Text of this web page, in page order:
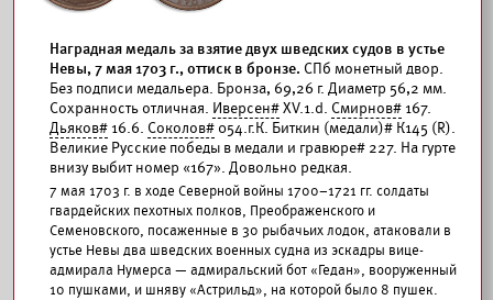
Наградная медаль за взятие двух шведских судов в устье
Невы, 7 мая 1703 г., оттиск в бронзе. СПб монетный двор.
Без подписи медальера. Бронза, 69,26 г. Диаметр 56,2 мм.
Сохранность отличная. Иверсен#XV.1.d. Смирнов# 167.
Дьяков# 16.6. Соколов# 054.г.К. Биткин (медали)# К145 (R).
Великие Русские победы в медали и гравюре# 227. На гурте
внизу выбит номер «167». Довольно редкая.
7 мая 1703 г. в ходе Северной войны 1700–1721 гг. солдаты
гвардейских пехотных полков, Преображенского и
Семеновского, посаженные в 30 рыбачьих лодок, атаковали в
устье Невы два шведских военных судна из эскадры вице-
адмирала Нумерса — адмиральский бот «Гедан», вооруженный
10 пушками, и шняву «Астрильд», на которой было 8 пушек.